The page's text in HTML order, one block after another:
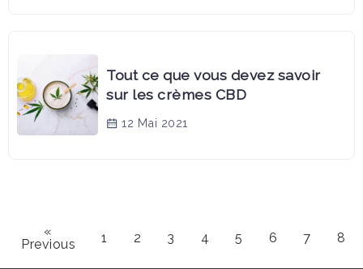
Tout ce que vous devez savoir
sur les crèmes CBD
12 Mai 2021
«
Previous
1 2 3 4 5 6 7 8